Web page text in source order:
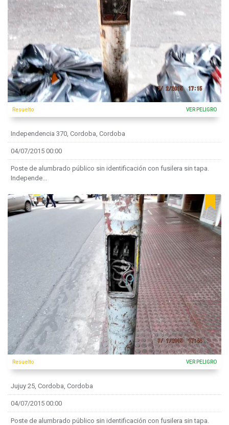
Resuelto VER PELIGRO
Independencia 370, Cordoba, Cordoba
04/07/2015 00:00
Poste de alumbrado público sin identificación con fusilera sin tapa.
Independe...
Resuelto VER PELIGRO
Jujuy 25, Cordoba, Cordoba
04/07/2015 00:00
Poste de alumbrado público sin identificación con fusilera sin tapa.